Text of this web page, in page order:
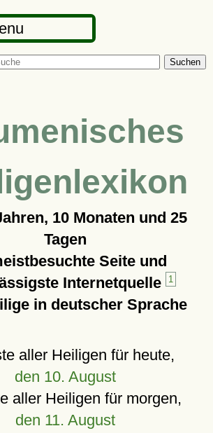
Suchen
10 Monaten und 25
Tagen
Seite und
Internetquelle
1
in deutscher Sprache
aller Heiligen für heute,
den 10. August
aller Heiligen für morgen,
den 11. August